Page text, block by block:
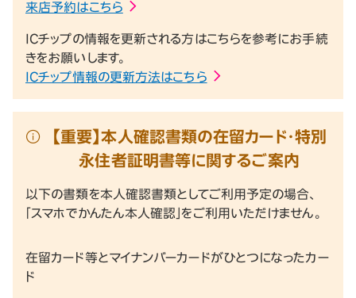
来店予約はこちら
ICチップの情報を更新される方はこちらを参考にお手続
きをお願いします。
ICチップ情報の更新方法はこちら
【重要】本人確認書類の在留カード・特別
永住者証明書等に関するご案内
以下の書類を本人確認書類としてご利用予定の場合、
「スマホでかんたん本人確認」をご利用いただけません。
在留カード等とマイナンバーカードがひとつになったカー
ド